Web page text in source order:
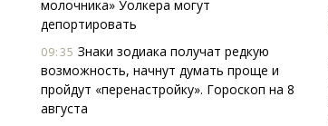
молочника» Уолкера могут
депортировать
09:35 Знаки зодиака получат редкую
возможность, начнут думать проще и
пройдут «перенастройку». Гороскоп на 8
августа